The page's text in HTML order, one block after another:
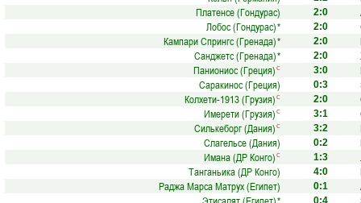
Платенсе (Гондурас)
2:0
Лобос (Гондурас)* 2:0
Кампари Спрингс (Гренада)* 2:0
Санджетс (Гренада)* 2:0
Паниониос (Греция) с 3:0
Саракинос (Греция)
0:3
Колхети-1913 (Грузия) с 2:0
Имерети (Грузия) с 3:1
Силькеборг (Дания) с 3:2
Слагельсе (Дания)
0:2
Имана (ДР Конго) с 1:3
Танганьика (ДР Конго)
4:0
Раджа Марса Матрух (Египет)
0:1
0:4